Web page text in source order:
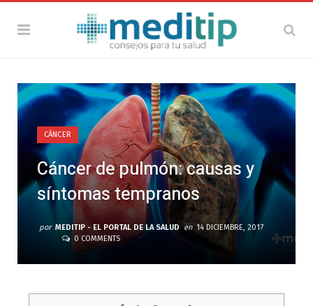
CÁNCER
Cáncer de pulmón: causas y
síntomas tempranos
por MEDITIP - EL PORTAL DE LA SALUD en 14 DICIEMBRE, 2017
0 COMMENTS